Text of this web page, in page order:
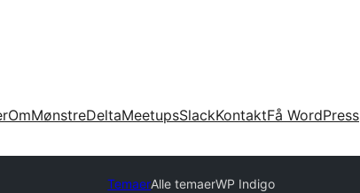
OmMønstreDeltaMeetupsSlackKontaktFå WordPress
TemaerAlle temaerWP Indigo